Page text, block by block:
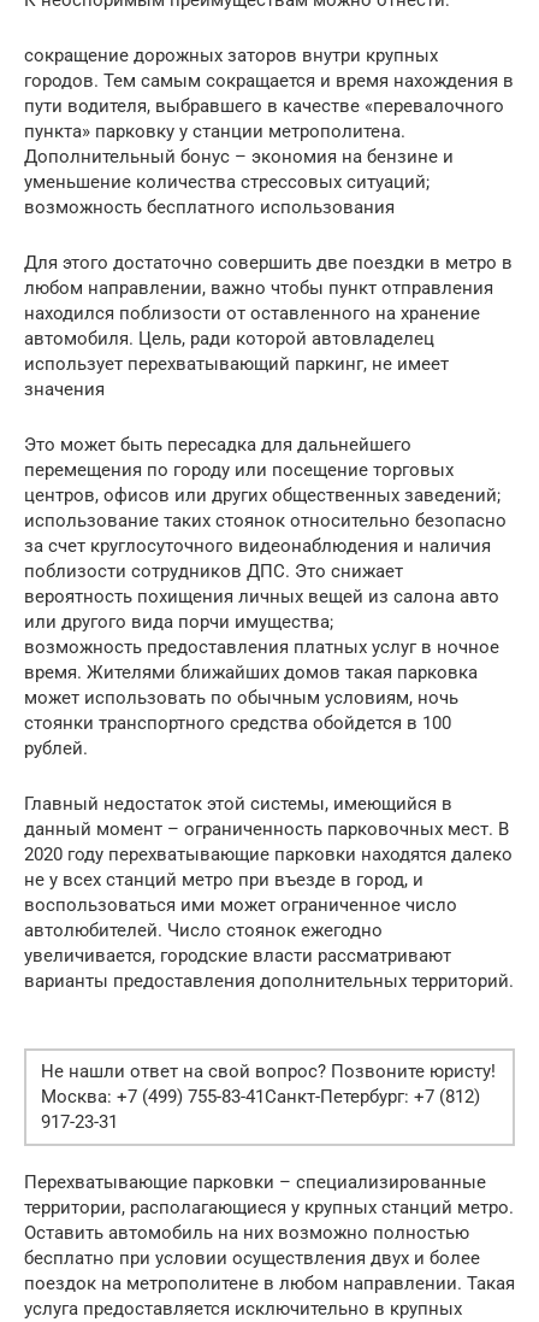
сокращение дорожных заторов внутри крупных
городов. Тем самым сокращается и время нахождения в
пути водителя, выбравшего в качестве «перевалочного
пункта» парковку у станции метрополитена.
Дополнительный бонус – экономия на бензине и
уменьшение количества стрессовых ситуаций;
возможность бесплатного использования
Для этого достаточно совершить две поездки в метро в
любом направлении, важно чтобы пункт отправления
находился поблизости от оставленного на хранение
автомобиля. Цель, ради которой автовладелец
использует перехватывающий паркинг, не имеет
значения
Это может быть пересадка для дальнейшего
перемещения по городу или посещение торговых
центров, офисов или других общественных заведений;
использование таких стоянок относительно безопасно
за счет круглосуточного видеонаблюдения и наличия
поблизости сотрудников ДПС. Это снижает
вероятность похищения личных вещей из салона авто
или другого вида порчи имущества;
возможность предоставления платных услуг в ночное
время. Жителями ближайших домов такая парковка
может использовать по обычным условиям, ночь
стоянки транспортного средства обойдется в 100
рублей.
Главный недостаток этой системы, имеющийся в
данный момент – ограниченность парковочных мест. В
2020 году перехватывающие парковки находятся далеко
не у всех станций метро при въезде в город, и
воспользоваться ими может ограниченное число
автолюбителей. Число стоянок ежегодно
увеличивается, городские власти рассматривают
варианты предоставления дополнительных территорий.
Не нашли ответ на свой вопрос? Позвоните юристу!
Москва: +7 (499) 755-83-41Санкт-Петербург: +7 (812)
917-23-31
Перехватывающие парковки – специализированные
территории, располагающиеся у крупных станций метро.
Оставить автомобиль на них возможно полностью
бесплатно при условии осуществления двух и более
поездок на метрополитене в любом направлении. Такая
услуга предоставляется исключительно в крупных